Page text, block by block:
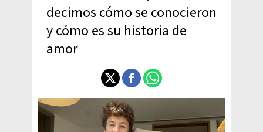
decimos cómo se conocieron
y cómo es su historia de
amor